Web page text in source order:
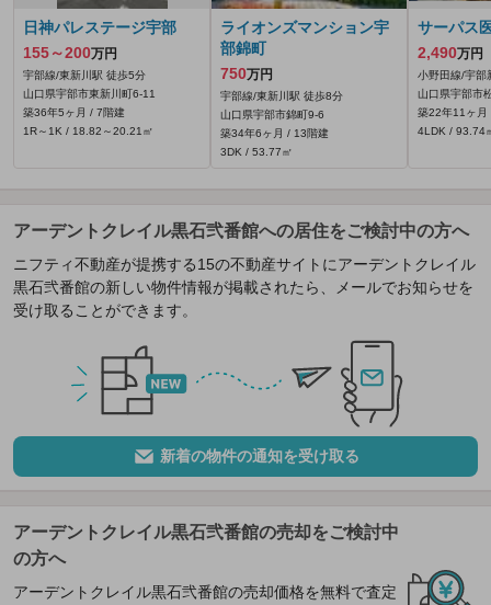
日神パレステージ宇部
155～200万円
宇部線/東新川駅 徒歩5分
山口県宇部市東新川町6-11
築36年5ヶ月 / 7階建
1R～1K / 18.82～20.21㎡
ライオンズマンション宇
部錦町
750万円
宇部線/東新川駅 徒歩8分
山口県宇部市錦町9-6
築34年6ヶ月 / 13階建
3DK / 53.77㎡
サーパス
2,490万円
小野田線/宇部
山口県宇部市
築22年11ヶ月
4LDK / 93.74
アーデントクレイル黒石弐番館への居住をご検討中の方へ
ニフティ不動産が提携する15の不動産サイトにアーデントクレイル
黒石弐番館の新しい物件情報が掲載されたら、メールでお知らせを
受け取ることができます。
新着の物件の通知を受け取る
アーデントクレイル黒石弐番館の売却をご検討中
の方へ
アーデントクレイル黒石弐番館の売却価格を無料で査定